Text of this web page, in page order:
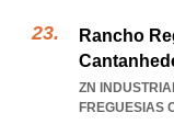
Rancho
ZN
FREGUESIAS